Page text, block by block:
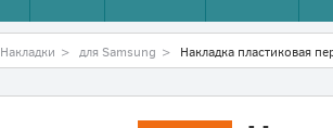
Накладки > для Samsung > Накладка пластиковая